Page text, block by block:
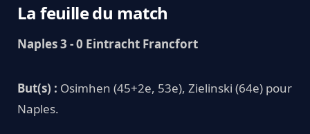
La feuille du match
Naples 3 - 0 Eintracht Francfort
But(s) : Osimhen (45+2e, 53e), Zielinski (64e) pour
Naples.